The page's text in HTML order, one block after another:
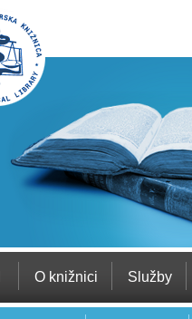
O knižnici Služby